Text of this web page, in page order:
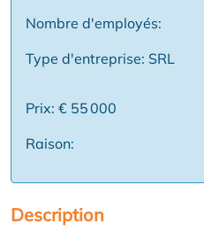
Nombre d'employés:
Type d'entreprise: SRL
Prix: € 55 000
Raison:
Description